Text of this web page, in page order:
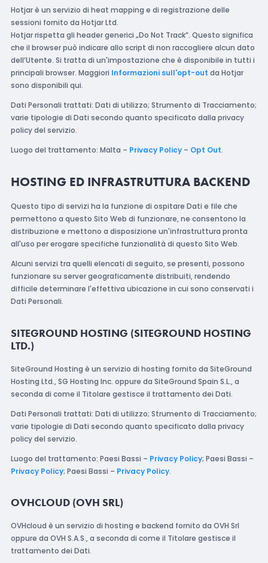
Hotjar è un servizio di heat mapping e di registrazione delle
sessioni fornito da Hotjar Ltd.
Hotjar rispetta gli header generici „Do Not Track”. Questo significa
che il browser può indicare allo script di non raccogliere alcun dato
dell’Utente. Si tratta di un'impostazione che è disponibile in tutti i
principali browser. Maggiori Informazioni sull'opt-out da Hotjar
sono disponibili qui.
Dati Personali trattati: Dati di utilizzo; Strumento di Tracciamento;
varie tipologie di Dati secondo quanto specificato dalla privacy
policy del servizio.
Luogo del trattamento: Malta – Privacy Policy – Opt Out.
HOSTING ED INFRASTRUTTURA BACKEND
Questo tipo di servizi ha la funzione di ospitare Dati e file che
permettono a questo Sito Web di funzionare, ne consentono la
distribuzione e mettono a disposizione un'infrastruttura pronta
all'uso per erogare specifiche funzionalità di questo Sito Web.
Alcuni servizi tra quelli elencati di seguito, se presenti, possono
funzionare su server geograficamente distribuiti, rendendo
difficile determinare l'effettiva ubicazione in cui sono conservati i
Dati Personali.
SITEGROUND HOSTING (SITEGROUND HOSTING
LTD.)
SiteGround Hosting è un servizio di hosting fornito da SiteGround
Hosting Ltd., SG Hosting Inc. oppure da SiteGround Spain S.L., a
seconda di come il Titolare gestisce il trattamento dei Dati.
Dati Personali trattati: Dati di utilizzo; Strumento di Tracciamento;
varie tipologie di Dati secondo quanto specificato dalla privacy
policy del servizio.
Luogo del trattamento: Paesi Bassi – Privacy Policy; Paesi Bassi –
Privacy Policy; Paesi Bassi – Privacy Policy.
OVHCLOUD (OVH SRL)
OVHcloud è un servizio di hosting e backend fornito da OVH Srl
oppure da OVH S.A.S., a seconda di come il Titolare gestisce il
trattamento dei Dati.